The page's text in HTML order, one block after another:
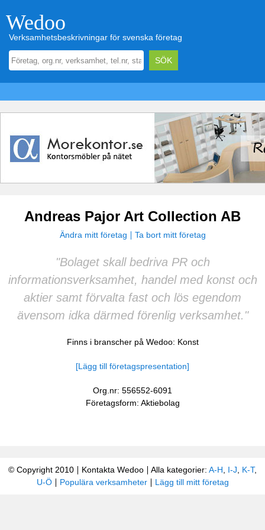
Wedoo
Verksamhetsbeskrivningar för svenska företag
Andreas Pajor Art Collection AB
Ändra mitt företag Ta bort mitt företag
"Bolaget skall bedriva PR och
informationsverksamhet, handel med konst och
aktier samt förvalta fast och lös egendom
ävensom idka därmed förenlig verksamhet."
Finns i branscher på Wedoo: Konst
[Lägg till företagspresentation]
Org.nr: 556552-6091
Företagsform: Aktiebolag
© Copyright 2010 Kontakta Wedoo Alla kategorier: A-H I-J K-T,
U-Ö
Populära verksamheter Lägg till mitt företag